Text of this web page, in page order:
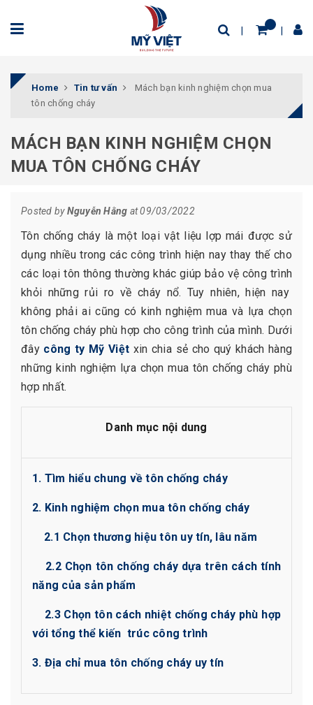
Home Tin tư vấn
Mách bạn kinh nghiệm chọn mua
tôn chống cháy
MÁCH BẠN KINH NGHIỆM CHỌN
MUA TÔN CHỐNG CHÁY
Posted byNguyễn Hằng at 09/03/2022
Tôn chống cháy là một loại vật liệu lợp mái được sử
dụng nhiều trong các công trình hiện nay thay thế cho
các loại tôn thông thường khác giúp bảo vệ công trình
khỏi những rủi ro về cháy nổ. Tuy nhiên, hiện nay
không phải ai cũng có kinh nghiệm mua và lựa chọn
tôn chống cháy phù hợp cho công trình của mình. Dưới
đây công ty Mỹ Việt xin chia sẻ cho quý khách hàng
những kinh nghiệm lựa chọn mua tôn chống cháy phù
hợp nhất.
Danh mục nội dung
1. Tìm hiểu chung về tôn chống cháy
2. Kinh nghiệm chọn mua tôn chống cháy
2.1 Chọn thương hiệu tôn uy tín, lâu năm
2.2 Chọn tôn chống cháy dựa trên cách tính
năng của sản phẩm
2.3 Chọn tôn cách nhiệt chống cháy phù hợp
với tổng thể kiến trúc công trình
3. Địa chỉ mua tôn chống cháy uy tín